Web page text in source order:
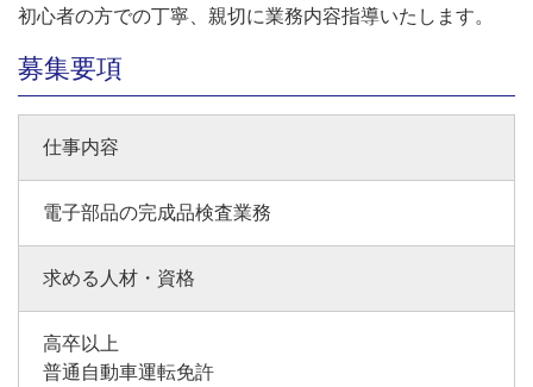
初心者の方での丁寧、親切に業務内容指導いたします。
募集要項
仕事内容
電子部品の完成品検査業務
求める人材・資格
高卒以上
普通自動車運転免許